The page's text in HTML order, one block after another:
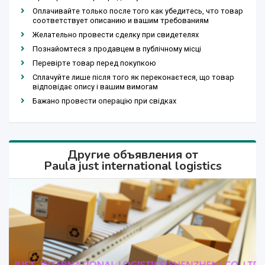
Оплачивайте только после того как убедитесь, что товар
соответствует описанию и вашим требованиям
Желательно провести сделку при свидетелях
Познайомтеся з продавцем в публічному місці
Перевірте товар перед покупкою
Сплачуйте лише після того як переконаєтеся, що товар
відповідає опису і вашим вимогам
Бажано провести операцію при свідках
Другие объявления от
Paula just international logistics